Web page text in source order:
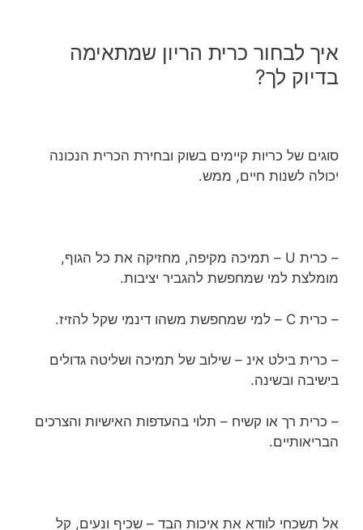
איך לבחור כרית הריון שמתאימה
בדיוק לך?
סוגים של כריות קיימים בשוק ובחירת הכרית הנכונה
יכולה לשנות חיים, ממש.
– כרית U – תמיכה מקיפה, מחזיקה את כל הגוף,
מומלצת למי שמחפשת להגביר יציבות.
– כרית C – למי שמחפשת משהו דינמי שקל להזיז.
– כרית בילט אינ – שילוב של תמיכה ושליטה גדולים
בישיבה ובשינה.
– כרית רך או קשיח – תלוי בהעדפות האישיות והצרכים
הבריאותיים.
אל תשכחי לוודא את איכות הבד – שכיף ונעים, קל